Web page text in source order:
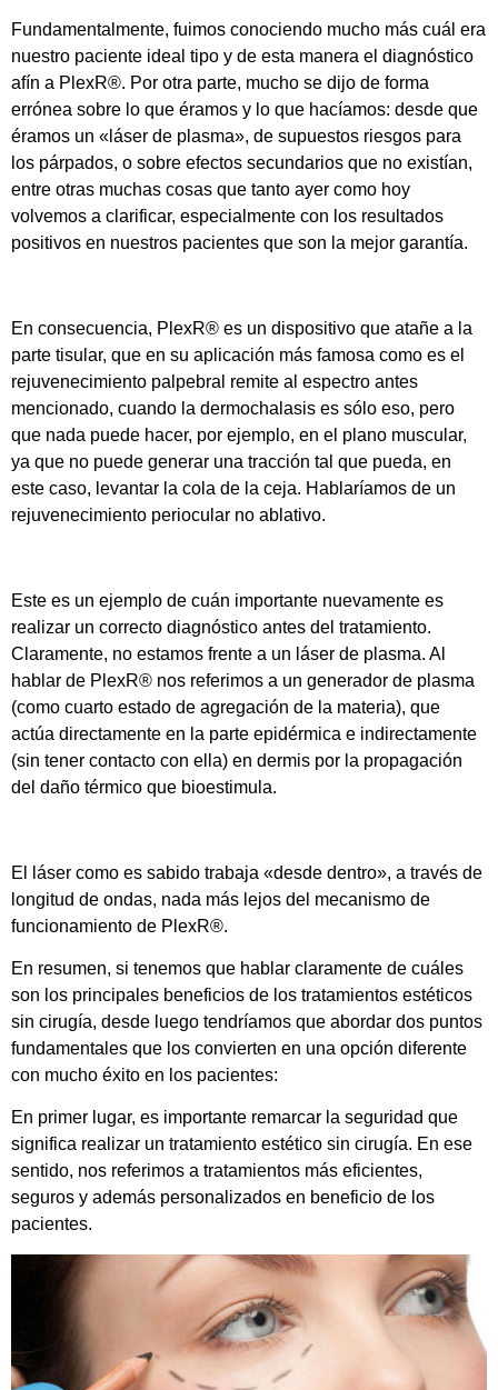
Fundamentalmente, fuimos conociendo mucho más cuál era
nuestro paciente ideal tipo y de esta manera el diagnóstico
afín a PlexR®. Por otra parte, mucho se dijo de forma
errónea sobre lo que éramos y lo que hacíamos: desde que
éramos un «láser de plasma», de supuestos riesgos para
los párpados, o sobre efectos secundarios que no existían,
entre otras muchas cosas que tanto ayer como hoy
volvemos a clarificar, especialmente con los resultados
positivos en nuestros pacientes que son la mejor garantía.
En consecuencia, PlexR® es un dispositivo que atañe a la
parte tisular, que en su aplicación más famosa como es el
rejuvenecimiento palpebral remite al espectro antes
mencionado, cuando la dermochalasis es sólo eso, pero
que nada puede hacer, por ejemplo, en el plano muscular,
ya que no puede generar una tracción tal que pueda, en
este caso, levantar la cola de la ceja. Hablaríamos de un
rejuvenecimiento periocular no ablativo.
Este es un ejemplo de cuán importante nuevamente es
realizar un correcto diagnóstico antes del tratamiento.
Claramente, no estamos frente a un láser de plasma. Al
hablar de PlexR® nos referimos a un generador de plasma
(como cuarto estado de agregación de la materia), que
actúa directamente en la parte epidérmica e indirectamente
(sin tener contacto con ella) en dermis por la propagación
del daño térmico que bioestimula.
El láser como es sabido trabaja «desde dentro», a través de
longitud de ondas, nada más lejos del mecanismo de
funcionamiento de PlexR®.
En resumen, si tenemos que hablar claramente de cuáles
son los principales beneficios de los tratamientos estéticos
sin cirugía, desde luego tendríamos que abordar dos puntos
fundamentales que los convierten en una opción diferente
con mucho éxito en los pacientes:
En primer lugar, es importante remarcar la seguridad que
significa realizar un tratamiento estético sin cirugía. En ese
sentido, nos referimos a tratamientos más eficientes,
seguros y además personalizados en beneficio de los
pacientes.